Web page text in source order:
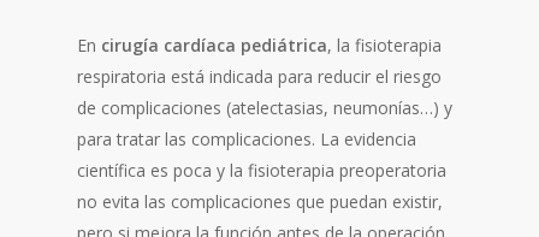
En cirugía cardíaca pediátrica, la fisioterapia
respiratoria está indicada para reducir el riesgo
de complicaciones (atelectasias, neumonías…) y
para tratar las complicaciones. La evidencia
científica es poca y la fisioterapia preoperatoria
no evita las complicaciones que puedan existir,